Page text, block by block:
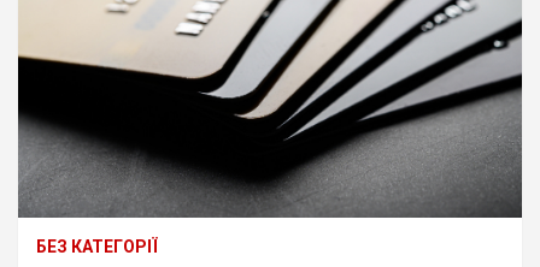
БЕЗ КАТЕГОРІЇ